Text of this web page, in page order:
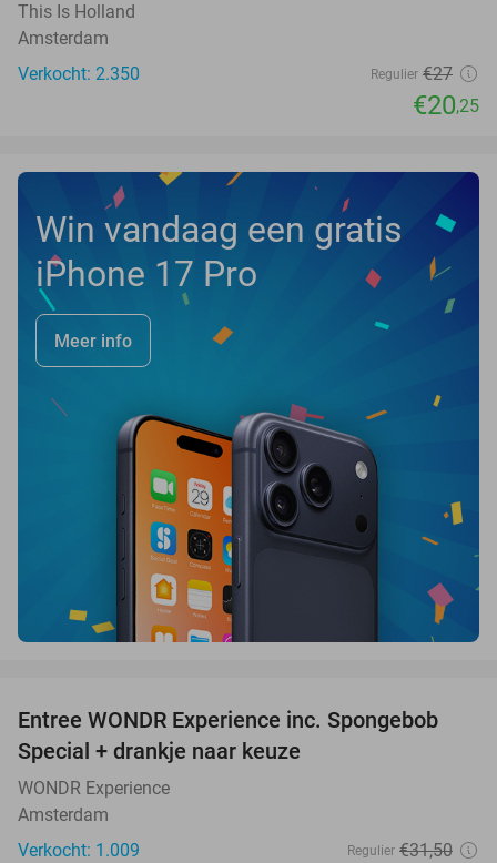
This Is Holland
Amsterdam
Verkocht: 2.350
Regulier €27
€20,25
Win vandaag een gratis
iPhone 17 Pro
Meer info
27%
Entree WONDR Experience inc. Spongebob
Special + drankje naar keuze
WONDR Experience
Amsterdam
Verkocht: 1.009
Regulier €31,50